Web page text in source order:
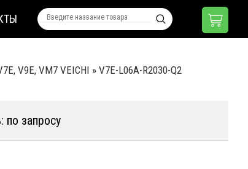
V9E, VM7 VEICHI » V7E-L06A-R2030-Q2
по запросу